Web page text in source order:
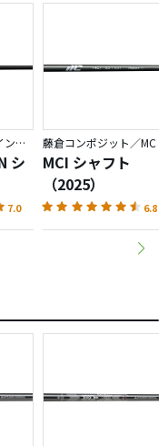
振りやすく飛距離が出
していたので、エリ
ルスHD等のやや捕ま
ではと感じました。
シャフトです。
グラファイトデザイン／TOUR AD
シ
7.0
藤倉コンポジット／MC
MCI シャフト
（2025）
6.8